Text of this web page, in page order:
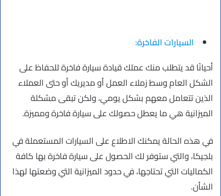
السيارات الفاخرة:
أحيانًا قد يتطلب منك عملك قيادة سيارة فاخرة للحفاظ على
الشكل العام وسط زملاء العمل أو مديريك أو حتى العملاء
الذين تتعامل معهم بشكل يومي، ولكن تبقى مشكلة
الميزانية هي ما يعطل حصولك على سيارة فاخرة ومميزة.
في هذه الحالة يمكنك الاطلاع على السيارات المستعملة في
بلجيكا، والتي ستوفر لك الحصول على سيارة فاخرة بها كافة
الكماليات التي تحتاجها، في حدود الميزانية التي وضعتها لهذا
الشأن.